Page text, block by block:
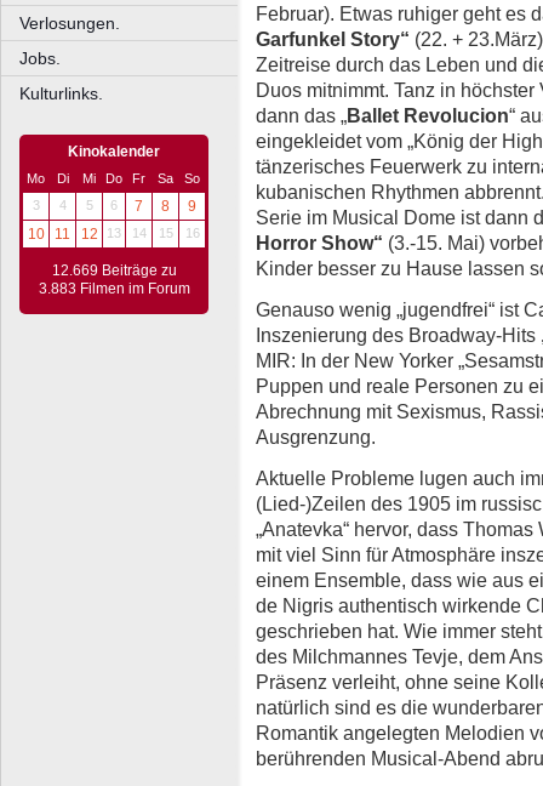
Verlosungen.
Jobs.
Kulturlinks.
Kinokalender
Mo Di Mi Do Fr Sa
So
3
4 5 6 7 8
9
10
11 12 13 14 15 16
12.669 Beiträge zu
3.883 Filmen im Forum
Februar). Etwas ruhiger geht es
Garfunkel Story“ (22. +
Zeitreise durch das Leben und
Duos mitnimmt. Tanz in
dann das „ Ballet Revolucion“
eingekleidet vom „König der
tänzerisches Feuerwerk zu
kubanischen Rhythmen
Serie im Musical Dome ist dann
Horror Show“ (3.-15. Mai)
Kinder besser zu Hause lassen
Genauso wenig „jugendfrei“ ist
Inszenierung des Broadway-Hits
MIR: In der New Yorker
Puppen und reale Personen zu
Abrechnung mit Sexismus,
Ausgrenzung.
Aktuelle Probleme lugen auch
(Lied-)Zeilen des 1905 im
„Anatevka“ hervor, dass
mit viel Sinn für Atmosphäre
einem Ensemble, dass wie aus
de Nigris authentisch wirkende
geschrieben hat. Wie immer
des Milchmannes Tevje, dem
Präsenz verleiht, ohne seine
natürlich sind es die
Romantik angelegten Melodien
berührenden Musical-Abend